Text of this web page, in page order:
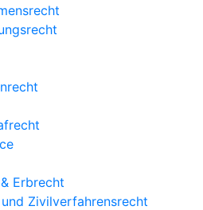
Erbrecht
Zivilverfahrensrecht